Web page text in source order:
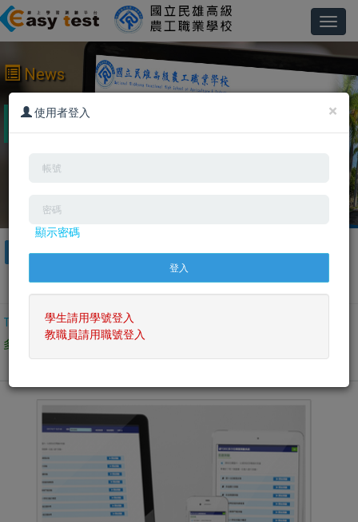
News
2025/11/14 114學年度新生資料已經匯入系統，歡迎
大家踴躍使用。
ALL 英文檢定 英文聽力閱讀 英文口說寫作 英文單字文法
日文學習測驗 客製化系統 專業英文
TOEIC模擬測驗 單字測驗系統
多益訓練課程
探索世界學英文
×
使用者登入
顯示密碼
學生請用學號登入
教職員請用職號登入